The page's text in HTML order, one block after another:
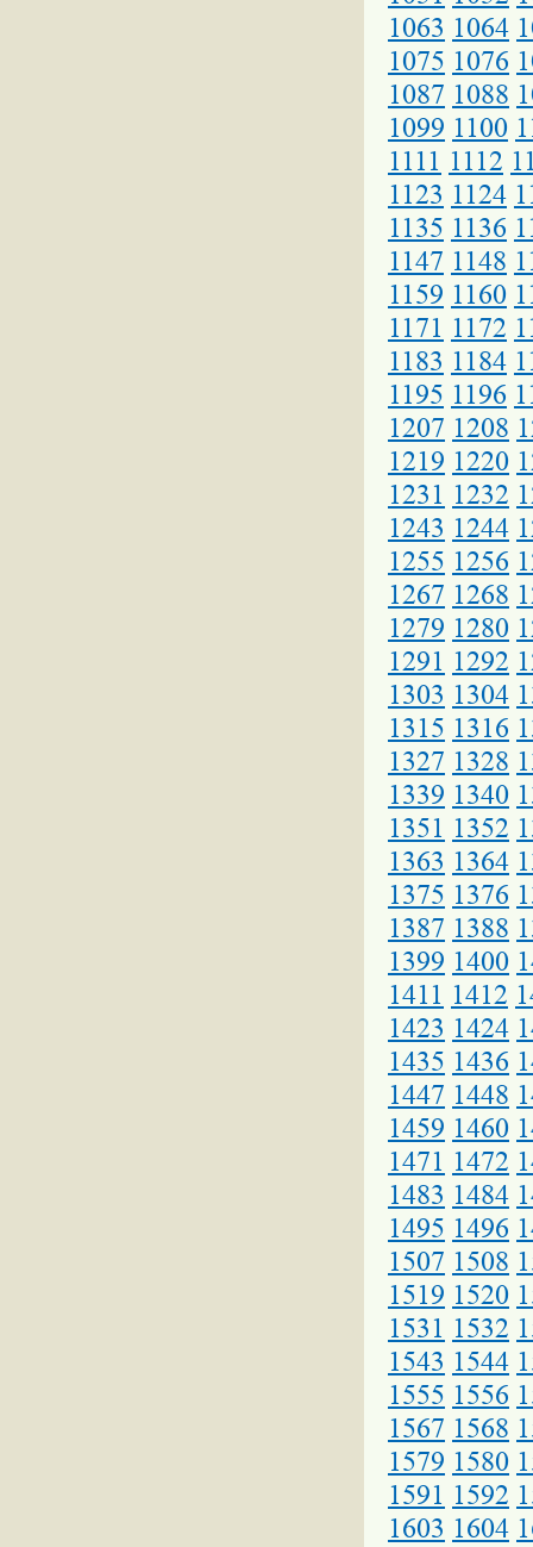
1063 1064
1075 1076
1087 1088
1099 1100
1111 1112
1123 1124
1135 1136
1147 1148
1159 1160
1171 1172
1183 1184
1195 1196
1207 1208
1219 1220
1231 1232
1243 1244
1255 1256
1267 1268
1279 1280
1291 1292
1303 1304
1315 1316
1327 1328
1339 1340
1351 1352
1363 1364
1375 1376
1387 1388
1399 1400
1411 1412
1423 1424
1435 1436
1447 1448
1459 1460
1471 1472
1483 1484
1495 1496
1507 1508
1519 1520
1531 1532
1543 1544
1555 1556
1567 1568
1579 1580
1591 1592
1603 1604